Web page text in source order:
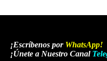
¡Escríbenos por WhatsApp!
¡Únete a Nuestro Canal